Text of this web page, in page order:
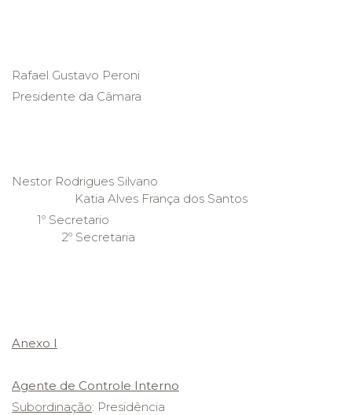
Rafael Gustavo Peroni
Presidente da Câmara
Nestor Rodrigues Silvano
Katia Alves França dos Santos
1º Secretario
2º Secretaria
Anexo I
Agente de Controle Interno
Subordinação: Presidência